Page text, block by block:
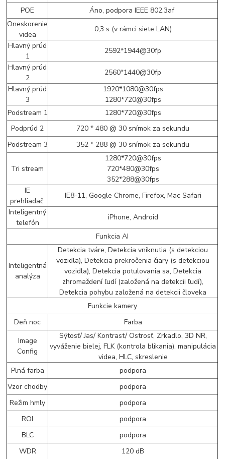
POE
Áno, podpora IEEE 802.3af
Oneskorenie
videa
0,3 s (v rámci siete LAN)
Hlavný prúd
1
2592*1944@30fp
Hlavný prúd
2
2560*1440@30fp
Hlavný prúd
3
1920*1080@30fps
1280*720@30fps
Podstream 1
1280*720@30fps
Podprúd 2
720 * 480 @ 30 snímok za sekundu
Podstream 3
352 * 288 @ 30 snímok za sekundu
Tri stream
1280*720@30fps
720*480@30fps
352*288@30fps
IE
prehliadač
IE8-11, Google Chrome, Firefox, Mac Safari
Inteligentný
telefón
iPhone, Android
Funkcia AI
Inteligentná
analýza
Detekcia tváre, Detekcia vniknutia (s detekciou
vozidla), Detekcia prekročenia čiary (s detekciou
vozidla), Detekcia potulovania sa, Detekcia
zhromaždení ľudí (založená na detekcii ľudí),
Detekcia pohybu založená na detekcii človeka
Funkcie kamery
Deň noc
Farba
Image
Config
Sýtosť/ Jas/ Kontrast/ Ostrosť, Zrkadlo, 3D NR,
vyváženie bielej, FLK (kontrola blikania), manipulácia
videa, HLC, skreslenie
Plná farba
podpora
Vzor chodby
podpora
Režim hmly
podpora
ROI
podpora
BLC
podpora
WDR
120 dB